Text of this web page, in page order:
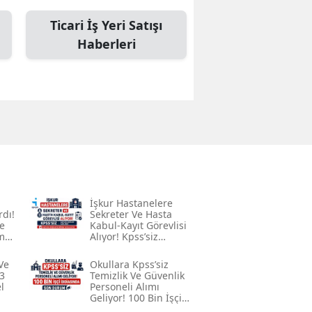
Malatya
Manisa
Niğde
Rize
Sakarya
Ticari İş Yeri Satışı
Haberleri
İşkur Hastanelere
Sekreter Ve Hasta
Kabul-Kayıt Görevlisi
Alıyor! Kpss’siz
Açıklandı
Okullara Kpss’siz
Temizlik Ve Güvenlik
Personeli Alımı
Geliyor! 100 Bin İşçi